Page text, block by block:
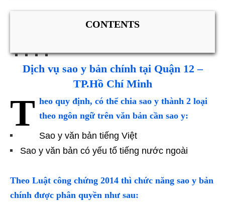
CONTENTS
Dịch vụ sao y bản chính tại Quận 12 –
TP.Hồ Chí Minh
T heo quy định, có thể chia sao y thành 2 loại
theo ngôn ngữ trên văn bản cần sao y:
Sao y văn bản tiếng Việt
Sao y văn bản có yếu tố tiếng nước ngoài
Theo Luật công chứng 2014 thì chức năng sao y bản
chính được phân quyền như sau: